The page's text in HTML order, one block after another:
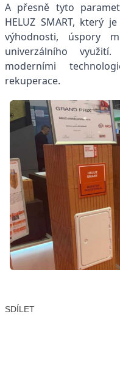
A přesně tyto
HELUZ SMART, který
výhodnosti, úspory
univerzálního
moderními
rekuperace.
SDÍLET